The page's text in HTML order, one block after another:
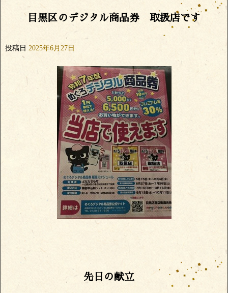
目黒区のデジタル商品券 取扱店です
投稿日 2025年6月27日
先日の献立